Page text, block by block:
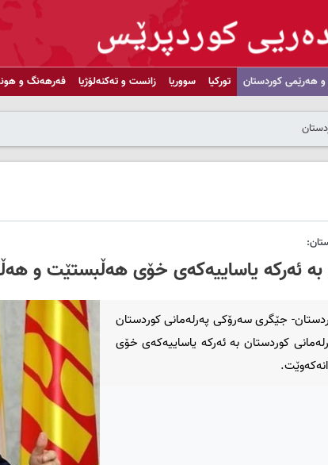
و هەرێمی کوردستان تورکیا سووریا زانست و تەکنەلۆژیا فەرهەنگ و
به ئه‌رکه یاساییه‌که‌ی خۆی هه‌ڵبستێت و
جێگری سه‌رۆکی په‌رله‌مانی کوردستان
کوردستان به ئه‌رکه یاساییه‌که‌ی خۆی